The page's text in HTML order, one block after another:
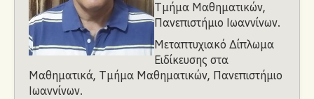
Τμήμα Μαθηματικών,
Πανεπιστήμιο Ιωαννίνων.
Μεταπτυχιακό Δίπλωμα
Ειδίκευσης στα
Μαθηματικά, Τμήμα Μαθηματικών, Πανεπιστήμιο
Ιωαννίνων.